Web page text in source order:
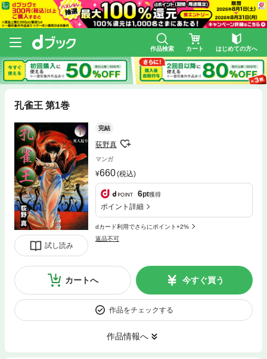
作品検索 カート はじめての方へ
孔雀王 第1巻
試し読み
完結
荻野真
マンガ
660(税込)
6pt獲得
ポイント詳細
dカード利用でさらにポイント+2%
返品不可
カートへ 今すぐ買う
作品をチェックする
作品情報へ